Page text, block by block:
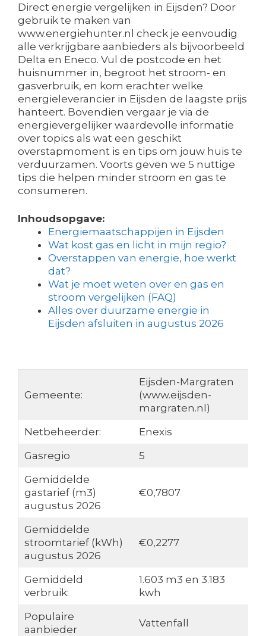
Direct energie vergelijken in Eijsden? Door
gebruik te maken van
www.energiehunter.nl check je eenvoudig
alle verkrijgbare aanbieders als bijvoorbeeld
Delta en Eneco. Vul de postcode en het
huisnummer in, begroot het stroom- en
gasverbruik, en kom erachter welke
energieleverancier in Eijsden de laagste prijs
hanteert. Bovendien vergaar je via de
energievergelijker waardevolle informatie
over topics als wat een geschikt
overstapmoment is en tips om jouw huis te
verduurzamen. Voorts geven we 5 nuttige
tips die helpen minder stroom en gas te
consumeren.
Inhoudsopgave:
Energiemaatschappijen in Eijsden
Wat kost gas en licht in mijn regio?
Overstappen van energie, hoe werkt
dat?
Wat je moet weten over en gas en
stroom vergelijken (FAQ)
Alles over duurzame energie in
Eijsden afsluiten in augustus 2026
Gemeente:
Eijsden-Margraten
(www.eijsden-
margraten.nl)
Netbeheerder:
Enexis
Gasregio
5
Gemiddelde
gastarief (m3)
augustus 2026
€0,7807
Gemiddelde
stroomtarief (kWh)
augustus 2026
€0,2277
Gemiddeld
verbruik:
1.603 m3 en 3.183
kwh
Populaire
aanbieder
Vattenfall